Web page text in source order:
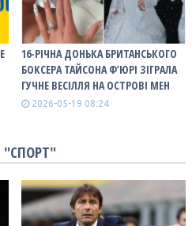
16-РІЧНА ДОНЬКА БРИТАНСЬКОГО
БОКСЕРА ТАЙСОНА Ф’ЮРІ ЗІГРАЛА
ГУЧНЕ ВЕСІЛЛЯ НА ОСТРОВІ МЕН
2026-05-19 08:24
"СПОРТ"